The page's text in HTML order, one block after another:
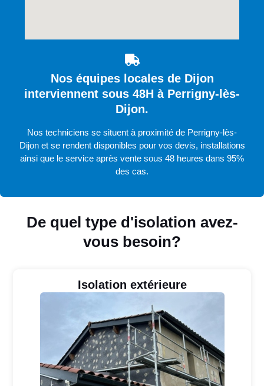
De quel type d'isolation avez-
vous besoin?
Isolation extérieure
Nos équipes locales de Dijon
interviennent sous 48H à Perrigny-lès-
Dijon.
Nos techniciens se situent à proximité de Perrigny-lès-
Dijon et se rendent disponibles pour vos devis, installations
ainsi que le service après vente sous 48 heures dans 95%
des cas.